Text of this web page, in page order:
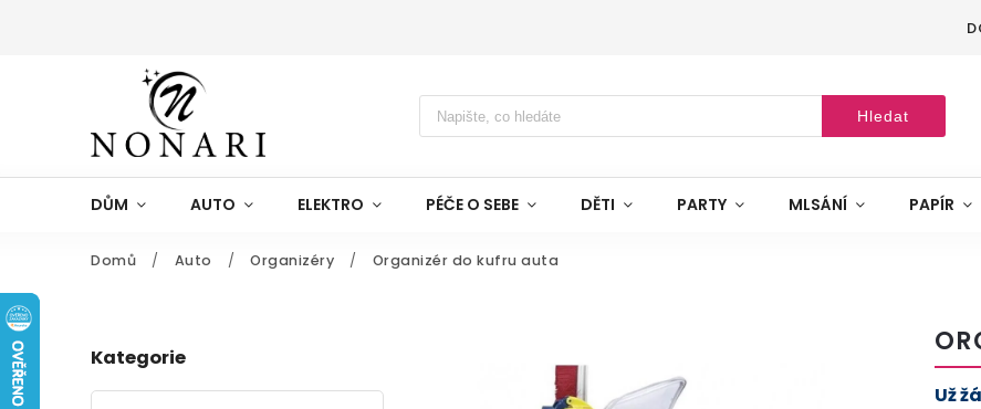
Hledat
DŮM AUTO ELEKTRO PÉČE O SEBE DĚTI PARTY MLSÁNÍ PAPÍR
Domů / Auto / Organizéry / Organizér do kufru auta
Kategorie
Už